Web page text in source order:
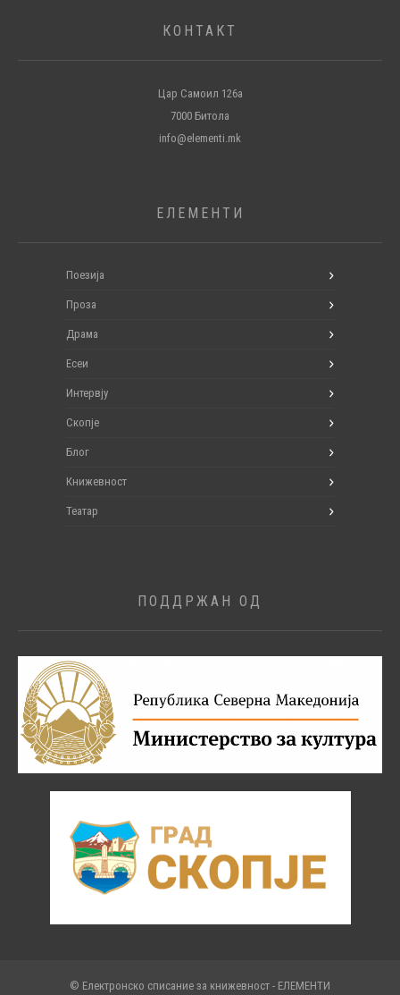
КОНТАКТ
Цар Самоил 126а
7000 Битола
info@elementi.mk
ЕЛЕМЕНТИ
Поезија
Проза
Драма
Есеи
Интервју
Скопје
Блог
Книжевност
Театар
ПОДДРЖАН ОД
© Електронско списание за книжевност - ЕЛЕМЕНТИ